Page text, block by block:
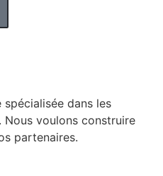
spécialisée dans les
voulons construire
partenaires.